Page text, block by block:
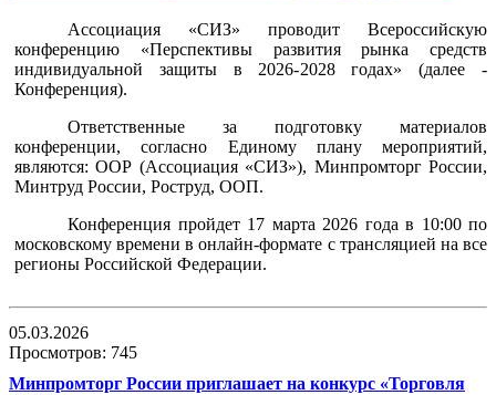
Ассоциация «СИЗ» проводит Всероссийскую
конференцию «Перспективы развития рынка средств
индивидуальной защиты в 2026-2028 годах» (далее -
Конференция).
Ответственные за подготовку материалов
конференции, согласно Единому плану мероприятий,
являются: ООР (Ассоциация «СИЗ»), Минпромторг России,
Минтруд России, Роструд, ООП.
Конференция пройдет 17 марта 2026 года в 10:00 по
московскому времени в онлайн-формате с трансляцией на все
регионы Российской Федерации.
05.03.2026
Просмотров: 745
Минпромторг России приглашает на конкурс «Торговля